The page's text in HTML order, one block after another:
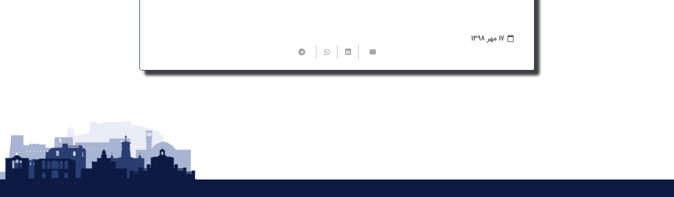
17 مهر 1398